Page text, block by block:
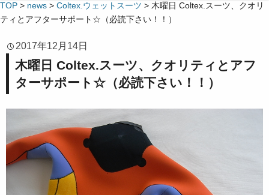
TOP > news > Coltex.ウェットスーツ > 木曜日 Coltex.スーツ、クオリ
ティとアフターサポート☆（必読下さい！！）
2017年12月14日
木曜日 Coltex.スーツ、クオリティとアフ
ターサポート☆（必読下さい！！）